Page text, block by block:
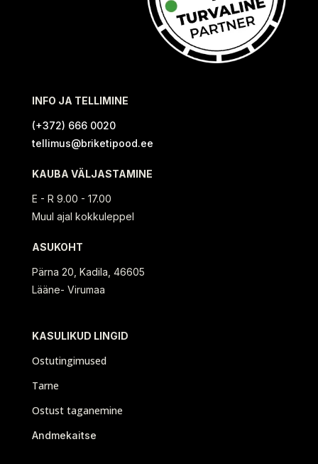
INFO JA TELLIMINE
(+372) 666 0020
tellimus@briketipood.ee
KAUBA VÄLJASTAMINE
E - R 9.00 - 17.00
Muul ajal kokkuleppel
ASUKOHT
Pärna 20, Kadila, 46605
Lääne- Virumaa
KASULIKUD LINGID
Ostutingimused
Tarne
Ostust taganemine
Andmekaitse